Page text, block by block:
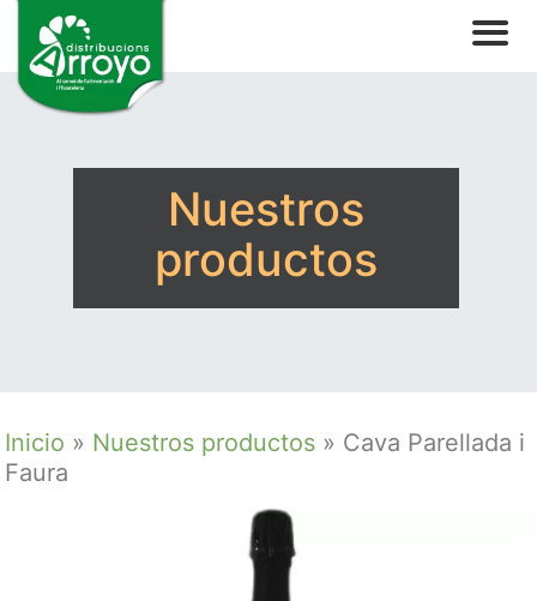
Nuestros
productos
Inicio » Nuestros productos » Cava Parellada i
Faura